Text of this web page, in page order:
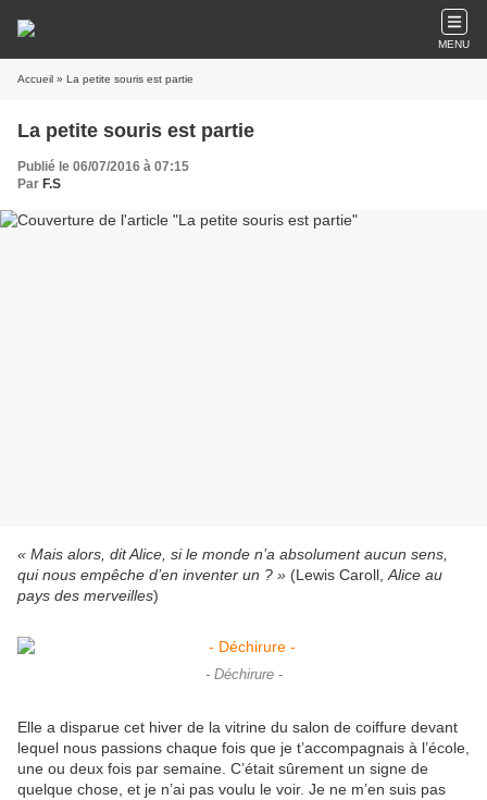
MENU
Accueil » La petite souris est partie
La petite souris est partie
Publié le 06/07/2016 à 07:15
Par F.S
« Mais alors, dit Alice, si le monde n’a absolument aucun sens,
qui nous empêche d’en inventer un ? » (Lewis Caroll, Alice au
pays des merveilles)
- Déchirure -
Elle a disparue cet hiver de la vitrine du salon de coiffure devant
lequel nous passions chaque fois que je t’accompagnais à l’école,
une ou deux fois par semaine. C’était sûrement un signe de
quelque chose, et je n’ai pas voulu le voir. Je ne m’en suis pas